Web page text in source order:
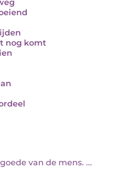
nog komt
van de mens. ...